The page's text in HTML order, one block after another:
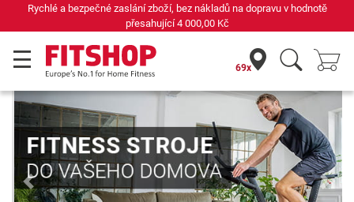
v hodnotě
Již 42 let váš odborník na domácí fitness
69x
Previous Next